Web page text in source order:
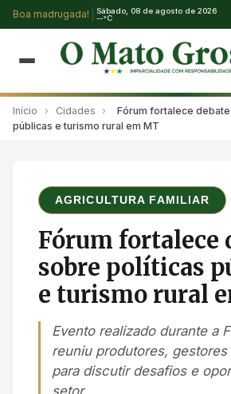
Boa madrugada!
Sábado, 08 de agosto de 2026
--°C
Início › Cidades ›
Fórum fortalece
públicas e turismo rural em MT
AGRICULTURA FAMILIAR
Fórum fortalece
sobre políticas
e turismo rural
Evento realizado durante a
reuniu produtores,
para discutir desafios e